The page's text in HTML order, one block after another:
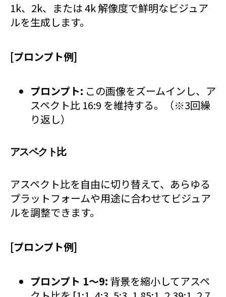
1k、2k、または 4k 解像度で鮮明なビジュア
ルを生成します。
[プロンプト例]
プロンプト: この画像をズームインし、ア
スペクト比 16:9 を維持する。（※3回繰
り返し）
アスペクト比
アスペクト比を自由に切り替えて、あらゆる
プラットフォームや用途に合わせてビジュア
ルを調整できます。
[プロンプト例]
プロンプト 1～9: 背景を縮小してアスペ